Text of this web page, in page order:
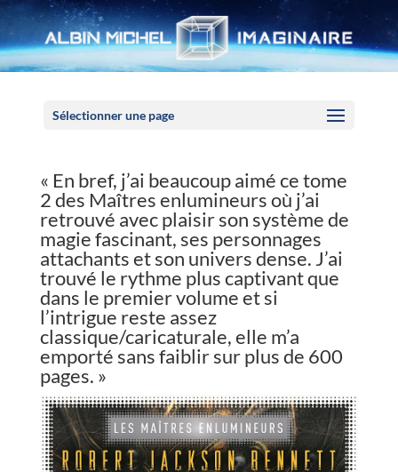
Sélectionner une page
« En bref, j’ai beaucoup aimé ce tome
2 des Maîtres enlumineurs où j’ai
retrouvé avec plaisir son système de
magie fascinant, ses personnages
attachants et son univers dense. J’ai
trouvé le rythme plus captivant que
dans le premier volume et si
l’intrigue reste assez
classique/caricaturale, elle m’a
emporté sans faiblir sur plus de 600
pages. »
Panneau de gestion des cookies